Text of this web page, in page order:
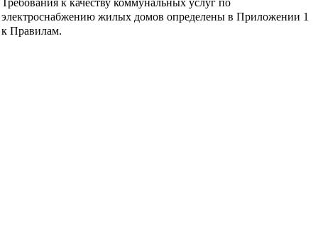
электроснабжению жилых домов определены в Приложении 1
к Правилам.